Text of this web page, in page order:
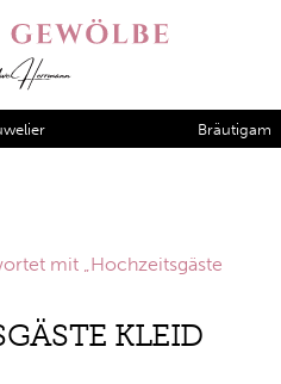
Bräutigam
mit „Hochzeitsgäste
KLEID